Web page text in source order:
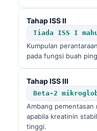
Tahap ISS II
Tiada ISS I
Kumpulan
pada fungsi buah
Tahap ISS III
Beta-2
Ambang
apabila kreatinin
tinggi.
Tiếng Việt
Tagalog
ไทย
ဗမာစာ
ភាសាខ្មែរ
Kiswahili
አማርኛ